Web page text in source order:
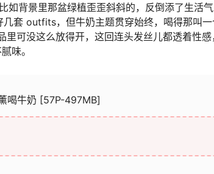
如背景里那盆绿植歪歪斜斜的，反倒添了生活
套 outfits，但牛奶主题贯穿始终，喝得那叫一
可没这么放得开，这回连头发丝儿都透着性
味。
喝牛奶 [57P-497MB]